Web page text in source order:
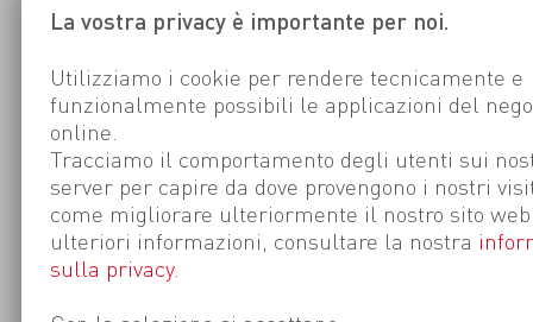
La vostra privacy è importante per noi.
Utilizziamo i cookie per rendere tecnicamente e
funzionalmente possibili le applicazioni del
online.
Tracciamo il comportamento degli utenti sui
server per capire da dove provengono i nostri
come migliorare ulteriormente il nostro sito
ulteriori informazioni, consultare la nostra
sulla privacy.